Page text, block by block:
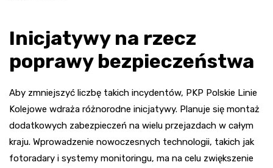
Inicjatywy na rzecz
poprawy bezpieczeństwa
Aby zmniejszyć liczbę takich incydentów, PKP Polskie Linie
Kolejowe wdraża różnorodne inicjatywy. Planuje się montaż
dodatkowych zabezpieczeń na wielu przejazdach w całym
kraju. Wprowadzenie nowoczesnych technologii, takich jak
fotoradary i systemy monitoringu, ma na celu zwiększenie